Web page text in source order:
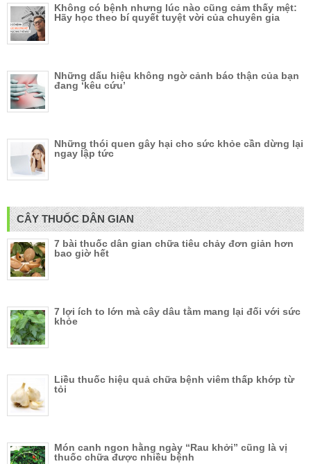
Không có bệnh nhưng lúc nào cũng cảm thấy mệt:
Hãy học theo bí quyết tuyệt vời của chuyên gia
Những dấu hiệu không ngờ cảnh báo thận của bạn
đang ‘kêu cứu’
Những thói quen gây hại cho sức khỏe cần dừng lại
ngay lập tức
CÂY THUỐC DÂN GIAN
7 bài thuốc dân gian chữa tiêu chảy đơn giản hơn
bao giờ hết
7 lợi ích to lớn mà cây dâu tằm mang lại đối với sức
khỏe
Liều thuốc hiệu quả chữa bệnh viêm thấp khớp từ
tỏi
Món canh ngon hằng ngày “Rau khởi” cũng là vị
thuốc chữa được nhiều bệnh